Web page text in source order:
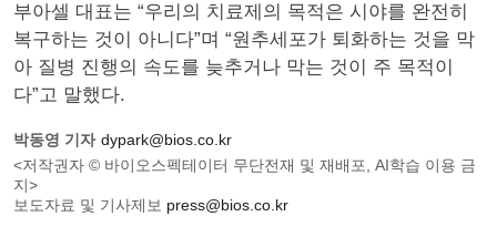
부아셀 대표는 “우리의 치료제의 목적은 시야를 완전히
복구하는 것이 아니다”며 “원추세포가 퇴화하는 것을 막
아 질병 진행의 속도를 늦추거나 막는 것이 주 목적이
다”고 말했다.
박동영 기자 dypark@bios.co.kr
<저작권자 © 바이오스펙테이터 무단전재 및 재배포, AI학습 이용 금
지>
보도자료 및 기사제보 press@bios.co.kr